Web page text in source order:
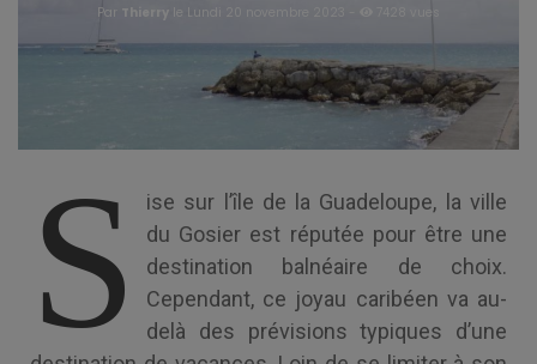
Par Thierry le Lundi 20 novembre 2023 - 7428 vues
S
ise sur l’île de la Guadeloupe, la ville
du Gosier est réputée pour être une
destination balnéaire de choix.
Cependant, ce joyau caribéen va au-
delà des prévisions typiques d’une